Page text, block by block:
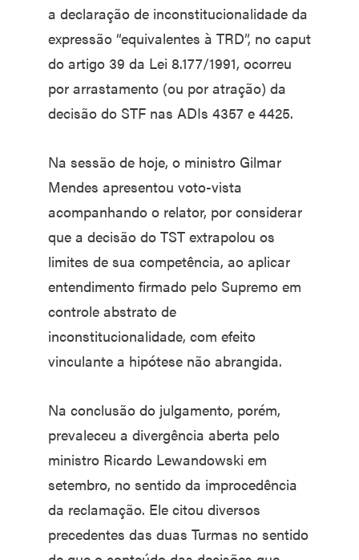
a declaração de inconstitucionalidade da
expressão “equivalentes à TRD”, no caput
do artigo 39 da Lei 8.177/1991, ocorreu
por arrastamento (ou por atração) da
decisão do STF nas ADIs 4357 e 4425.
Na sessão de hoje, o ministro Gilmar
Mendes apresentou voto-vista
acompanhando o relator, por considerar
que a decisão do TST extrapolou os
limites de sua competência, ao aplicar
entendimento firmado pelo Supremo em
controle abstrato de
inconstitucionalidade, com efeito
vinculante a hipótese não abrangida.
Na conclusão do julgamento, porém,
prevaleceu a divergência aberta pelo
ministro Ricardo Lewandowski em
setembro, no sentido da improcedência
da reclamação. Ele citou diversos
precedentes das duas Turmas no sentido